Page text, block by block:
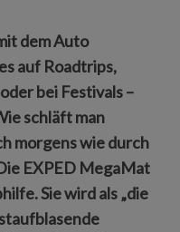
dem Auto
auf Roadtrips,
bei Festivals –
schläft man
morgens wie durch
EXPED MegaMat
Sie wird als „die